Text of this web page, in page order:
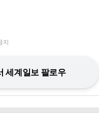
지
세계일보 팔로우